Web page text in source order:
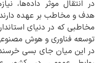
در انتقال موثر داده‌ها،
هدف و مخاطب بر عهده
مخاطبی که در دنیای
توسعه فناوری و هوش
در این میان جای بسی